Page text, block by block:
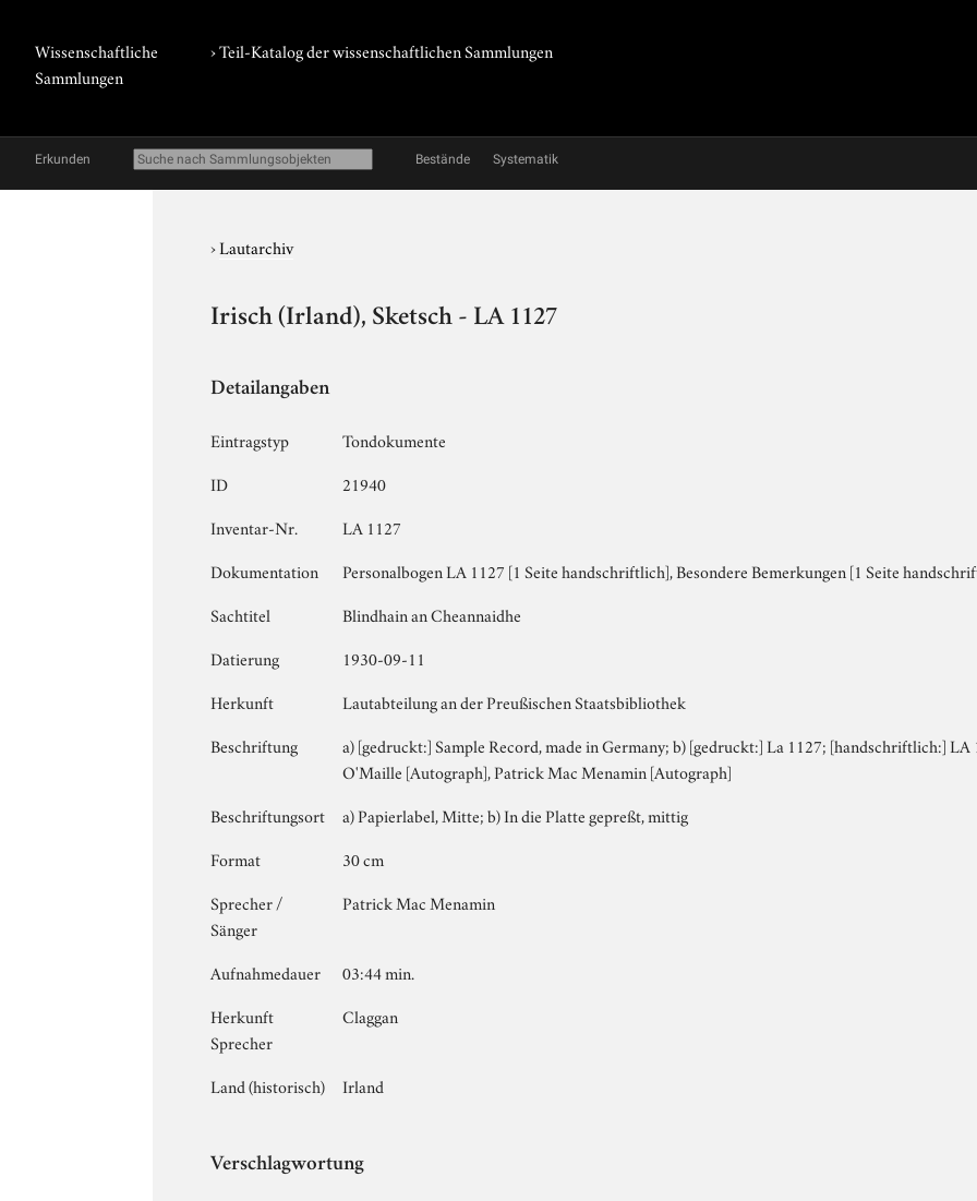
Wissenschaftliche
Sammlungen
› Teil-Katalog der wissenschaftlichen Sammlungen
Erkunden Bestände Systematik
›Lautarchiv
Irisch (Irland), Sketsch - LA 1127
Detailangaben
Eintragstyp
Tondokumente
ID
21940
Inventar-Nr.
LA 1127
Dokumentation
Personalbogen LA 1127 [1 Seite handschriftlich], Besondere Bemerkungen [1 Seite
Sachtitel
Blindhain an Cheannaidhe
Datierung
1930-09-11
Herkunft
Lautabteilung an der Preußischen Staatsbibliothek
Beschriftung
a) [gedruckt:] Sample Record, made in Germany; b) [gedruckt:] La 1127; [handschriftlich:] LA
O'Maille [Autograph], Patrick Mac Menamin [Autograph]
Beschriftungsort
a) Papierlabel, Mitte; b) In die Platte gepreßt, mittig
Format
30 cm
Sprecher /
Sänger
Patrick Mac Menamin
Aufnahmedauer
03:44 min.
Herkunft
Sprecher
Claggan
Land (historisch) Irland
Verschlagwortung